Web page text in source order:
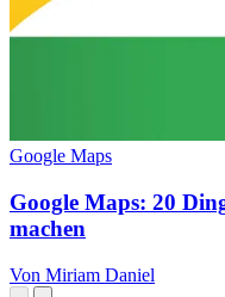
Google Maps
Google Maps: 20
machen
Von Miriam Daniel